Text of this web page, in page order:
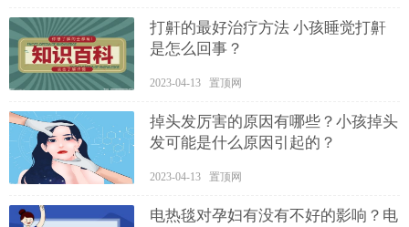
打鼾的最好治疗方法 小孩睡觉打鼾
是怎么回事？
2023-04-13 置顶网
掉头发厉害的原因有哪些？小孩掉头
发可能是什么原因引起的？
2023-04-13 置顶网
电热毯对孕妇有没有不好的影响？电